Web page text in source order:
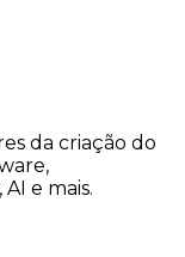
da criação do
e mais.